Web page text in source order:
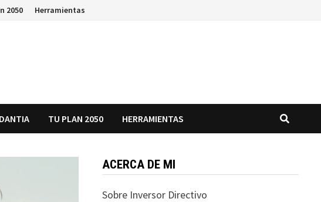
2050 Herramientas
TU PLAN 2050 HERRAMIENTAS
ACERCA DE MI
Sobre Inversor Directivo